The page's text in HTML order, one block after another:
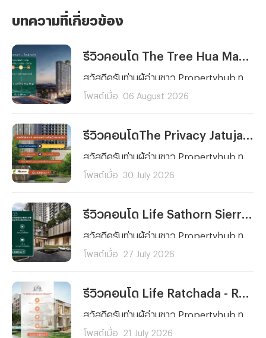
บทความที่เกี่ยวข้อง
โพสต์เมื่อ 06 August 2026
โพสต์เมื่อ 30 July 2026
โพสต์เมื่อ 27 July 2026
โพสต์เมื่อ 21 July 2026